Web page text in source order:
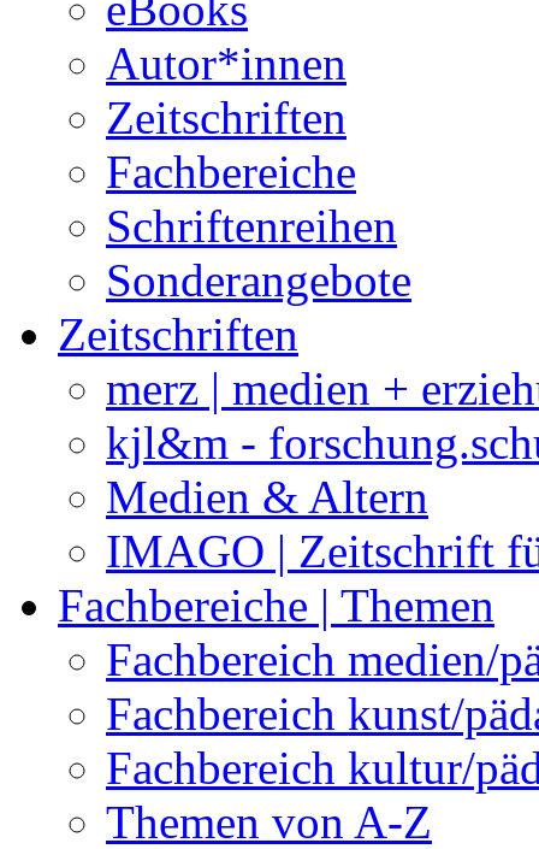
Autor*innen
Zeitschriften
Fachbereiche
Schriftenreihen
Sonderangebote
Zeitschriften
merz | medien +
kjl&m -
Medien & Altern
IMAGO | Zeitschrift
Fachbereiche | Themen
Fachbereich medien/
Fachbereich kunst/
Fachbereich kultur/
Themen von A-Z